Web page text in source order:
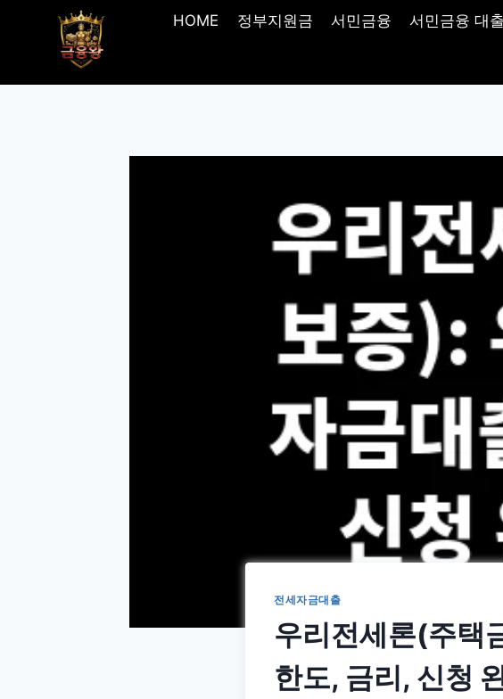
HOME 정부지원금 서민금융 서민금융 대출
전세자금대출
우리전세론(주택
한도, 금리, 신청